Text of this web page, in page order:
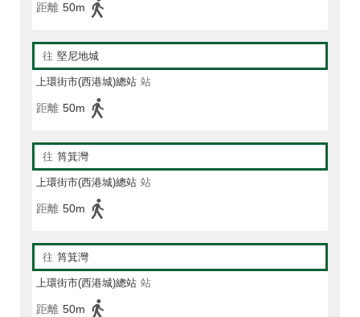
距離 50m
往 堅尼地城
上環街市(西港城)總站 站
距離 50m
往 筲箕灣
上環街市(西港城)總站 站
距離 50m
往 筲箕灣
上環街市(西港城)總站 站
距離 50m